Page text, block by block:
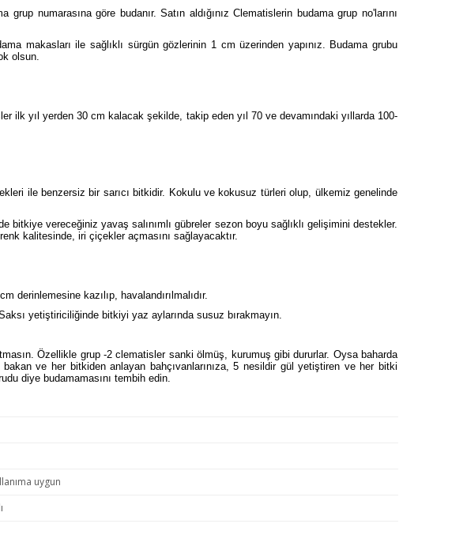
numarasına göre budanır. Satın aldığınız Clematislerin budama grup no'larını
makasları ile sağlıklı sürgün gözlerinin 1 cm üzerinden yapınız. Budama grubu
olsun.
ilk yıl yerden 30 cm kalacak şekilde, takip eden yıl 70 ve devamındaki yıllarda 100-
ile benzersiz bir sarıcı bitkidir. Kokulu ve kokusuz türleri olup, ülkemiz genelinde
bitkiye vereceğiniz yavaş salınımlı gübreler sezon boyu sağlıklı gelişimini destekler.
kalitesinde, iri çiçekler açmasını sağlayacaktır.
kazılıp, havalandırılmalıdır.
yetiştiriciliğinde bitkiyi yaz aylarında susuz bırakmayın.
Özellikle grup -2 clematisler sanki ölmüş, kurumuş gibi dururlar. Oysa baharda
ve her bitkiden anlayan bahçıvanlarınıza, 5 nesildir gül yetiştiren ve her bitki
diye budamamasını tembih edin.
uygun